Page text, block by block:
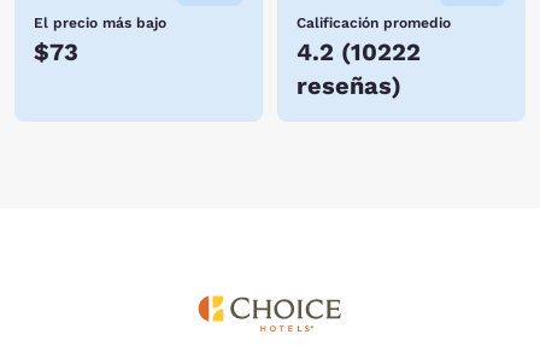
El precio más bajo
$73
Calificación promedio
4.2 (10222
reseñas)